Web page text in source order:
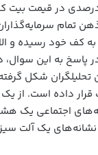
از یک افت تقریباً ۵ درصدی در
تمام
به کف خود رسیده و
پاسخ به این سوال،
شکل
داده است. از
اجتماعی یک
یک آلت